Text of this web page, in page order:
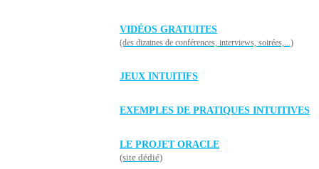
VIDÉOS GRATUITES
(des dizaines de conférences, interviews, soirées,...)
JEUX INTUITIFS
EXEMPLES DE PRATIQUES INTUITIVES
LE PROJET ORACLE
(site dédié)